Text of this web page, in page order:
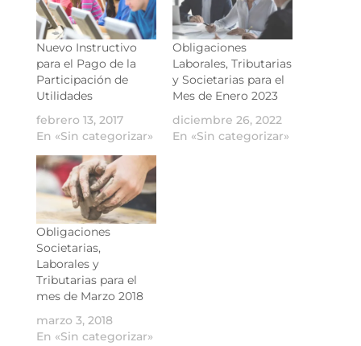
Nuevo Instructivo
para el Pago de la
Participación de
Utilidades
febrero 13, 2017
En «Sin categorizar»
Obligaciones
Laborales, Tributarias
y Societarias para el
Mes de Enero 2023
diciembre 26, 2022
En «Sin categorizar»
Obligaciones
Societarias,
Laborales y
Tributarias para el
mes de Marzo 2018
marzo 3, 2018
En «Sin categorizar»